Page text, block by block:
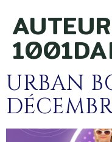
URBAN